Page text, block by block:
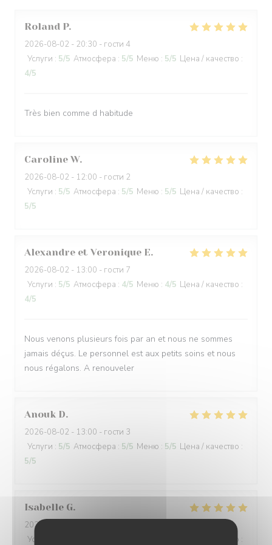
Roland P
2026-08-02 - 20:30 - гости 4
Услуги : 5/5 Атмосфера : 5/5 Меню : 5/5 Цена / качество :
4/5
Très bien comme d habitude
Caroline W
2026-08-02 - 12:00 - гости 2
Услуги : 5/5 Атмосфера : 5/5 Меню : 5/5 Цена / качество :
5/5
Alexandre et Veronique E
2026-08-02 - 13:00 - гости 7
Услуги : 5/5 Атмосфера : 4/5 Меню : 4/5 Цена / качество :
4/5
Nous venons plusieurs fois par an et nous ne sommes
jamais déçus. Le personnel est aux petits soins et nous
nous régalons. A renouveler
Anouk D
2026-08-02 - 13:00 - гости 3
Услуги : 5/5 Атмосфера : 5/5 Меню : 5/5 Цена / качество :
5/5
Isabelle G
2026-08-01
Услуги
Цена / качество :